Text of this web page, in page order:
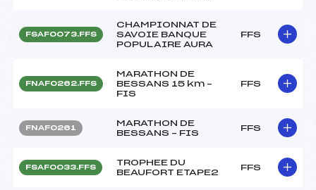
FSAF0073.FFS
CHAMPIONNAT DE
SAVOIE BANQUE
POPULAIRE AURA
FFS
FNAF0262.FFS
MARATHON DE
BESSANS 15 km –
FIS
FFS
FNAF0261
MARATHON DE
BESSANS – FIS
FFS
FSAF0033.FFS
TROPHEE DU
BEAUFORT ETAPE2
FFS